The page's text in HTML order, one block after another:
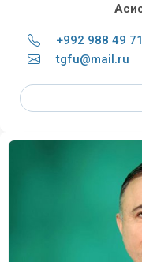
+992 988 49
tgfu@mail.ru